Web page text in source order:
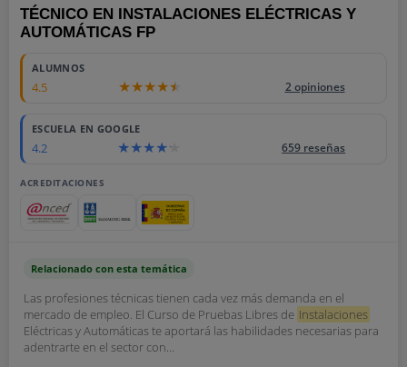
TÉCNICO EN INSTALACIONES ELÉCTRICAS Y
AUTOMÁTICAS FP
ALUMNOS
4.5 2 opiniones
ESCUELA EN GOOGLE
4.2 659 reseñas
ACREDITACIONES
Relacionado con esta temática
Las profesiones técnicas tienen cada vez más demanda en el
mercado de empleo. El Curso de Pruebas Libres de Instalaciones
Eléctricas y Automáticas te aportará las habilidades necesarias para
adentrarte en el sector con...